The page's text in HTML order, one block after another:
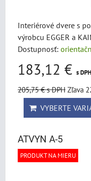
Interiérové dvere s
výrobcu EGGER a
Dostupnosť:
183,12 € s DPH
205,75 €s DPH Zľava
VYBERTE
ATVYN A-5
PRODUKT NA MIERU